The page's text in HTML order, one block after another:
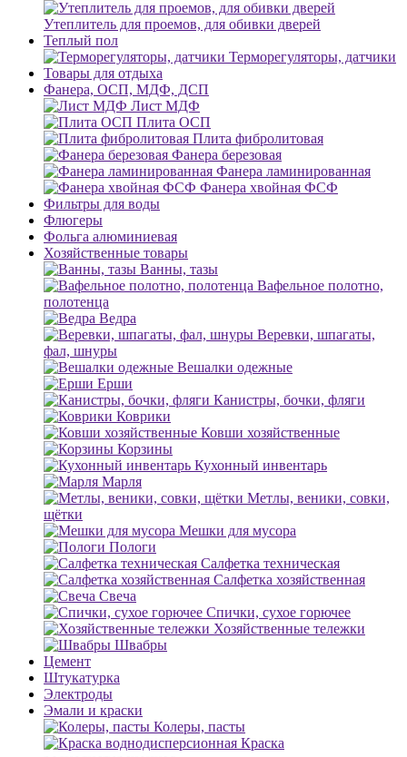
Утеплитель для проемов, для обивки дверей
Теплый пол
Терморегуляторы, датчики
Товары для отдыха
Фанера, ОСП, МДФ, ДСП
Лист МДФ
Плита ОСП
Плита фибролитовая
Фанера березовая
Фанера ламинированная
Фанера хвойная ФСФ
Фильтры для воды
Флюгеры
Фольга алюминиевая
Хозяйственные товары
Ванны, тазы
Вафельное полотно,
полотенца
Ведра
Веревки, шпагаты,
фал, шнуры
Вешалки одежные
Ерши
Канистры, бочки, фляги
Коврики
Ковши хозяйственные
Корзины
Кухонный инвентарь
Марля
Метлы, веники, совки,
щётки
Мешки для мусора
Пологи
Салфетка техническая
Салфетка хозяйственная
Свеча
Спички, сухое горючее
Хозяйственные тележки
Швабры
Цемент
Штукатурка
Электроды
Эмали и краски
Колеры, пасты
Краска